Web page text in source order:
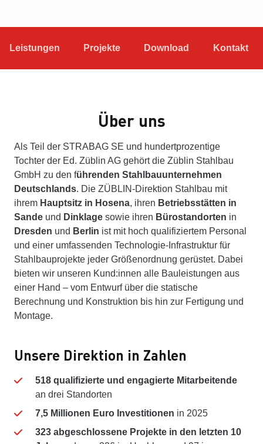
Leistungen Projekte Download Kontakt
Über uns
Als Teil der STRABAG SE und hundertprozentige
Tochter der Ed. Züblin AG gehört die Züblin Stahlbau
GmbH zu den führenden Stahlbauunternehmen
Deutschlands. Die ZÜBLIN-Direktion Stahlbau mit
ihrem Hauptsitz in Hosena, ihren Betriebsstätten in
Sande und Dinklage sowie ihren Bürostandorten in
Dresden und Berlin ist mit hoch qualifiziertem Personal
und einer umfassenden Technologie-Infrastruktur für
Stahlbauprojekte jeder Größenordnung gerüstet. Dabei
bieten wir unseren Kund:innen alle Bauleistungen aus
einer Hand – vom Entwurf über die statische
Berechnung und Konstruktion bis hin zur Fertigung und
Montage.
Unsere Direktion in Zahlen
518 qualifizierte und engagierte Mitarbeitende
an drei Standorten
7,5 Millionen Euro Investitionen in 2025
323 abgeschlossene Projekte in den letzten 10